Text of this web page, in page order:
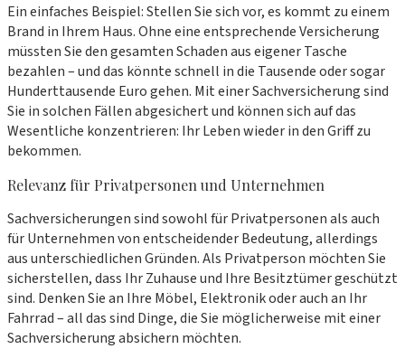
Ein einfaches Beispiel: Stellen Sie sich vor, es kommt zu einem
Brand in Ihrem Haus. Ohne eine entsprechende Versicherung
müssten Sie den gesamten Schaden aus eigener Tasche
bezahlen – und das könnte schnell in die Tausende oder sogar
Hunderttausende Euro gehen. Mit einer Sachversicherung sind
Sie in solchen Fällen abgesichert und können sich auf das
Wesentliche konzentrieren: Ihr Leben wieder in den Griff zu
bekommen.
Relevanz für Privatpersonen und Unternehmen
Sachversicherungen sind sowohl für Privatpersonen als auch
für Unternehmen von entscheidender Bedeutung, allerdings
aus unterschiedlichen Gründen. Als Privatperson möchten Sie
sicherstellen, dass Ihr Zuhause und Ihre Besitztümer geschützt
sind. Denken Sie an Ihre Möbel, Elektronik oder auch an Ihr
Fahrrad – all das sind Dinge, die Sie möglicherweise mit einer
Sachversicherung absichern möchten.